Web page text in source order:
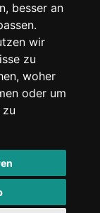
besser an
wir
zu
woher
oder um